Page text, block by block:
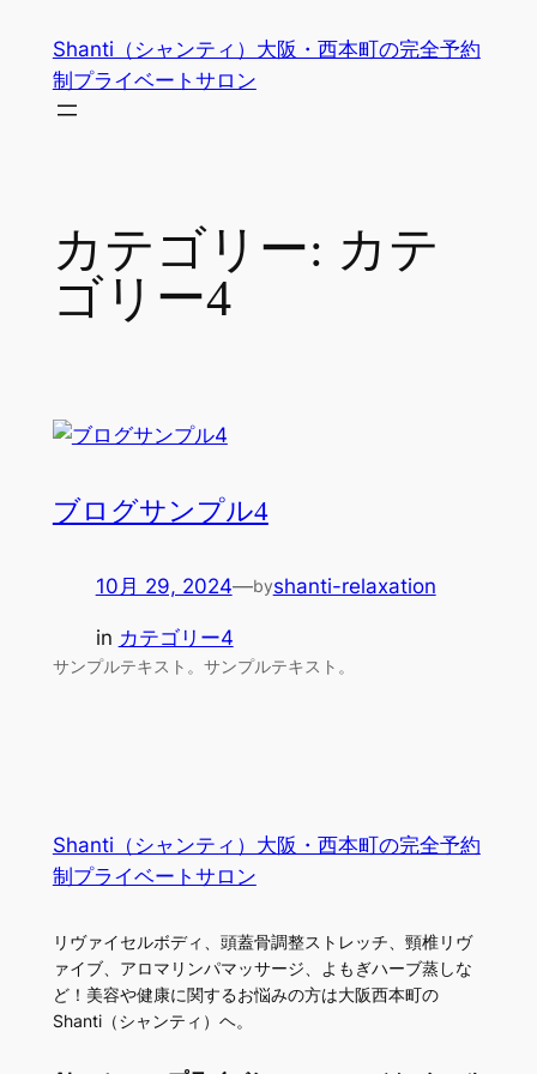
Shanti（シャンティ）大阪・西本町の完全予約
制プライベートサロン
カテゴリー: カテ
ゴリー4
ブログサンプル4
10月 29, 2024—byshanti-relaxation
in カテゴリー4
サンプルテキスト。サンプルテキスト。
Shanti（シャンティ）大阪・西本町の完全予約
制プライベートサロン
リヴァイセルボディ、頭蓋骨調整ストレッチ、頸椎リヴ
ァイブ、アロマリンパマッサージ、よもぎハーブ蒸しな
ど！美容や健康に関するお悩みの方は大阪西本町の
Shanti（シャンティ）ヘ。